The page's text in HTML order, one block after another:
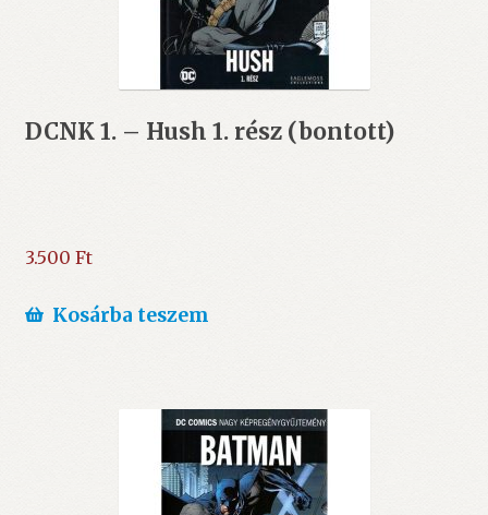
DCNK 1. – Hush 1. rész (bontott)
3.500 Ft
Kosárba teszem